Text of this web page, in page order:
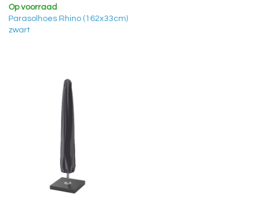
Op voorraad
Parasolhoes Rhino (162x33cm)
zwart